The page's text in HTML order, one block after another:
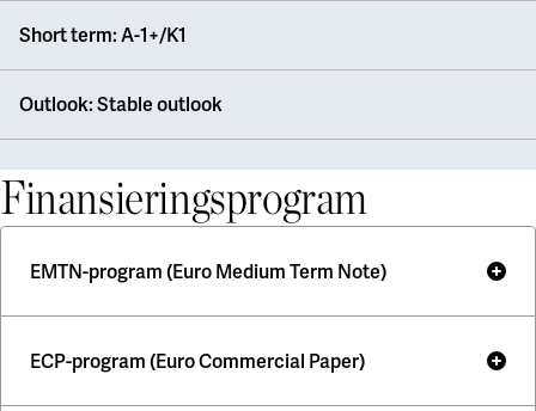
Short term: A-1+/K1
Outlook: Stable outlook
Finansieringsprogram
EMTN-program (Euro Medium Term Note)
Arrangör:SEB
ECP-program (Euro Commercial Paper)